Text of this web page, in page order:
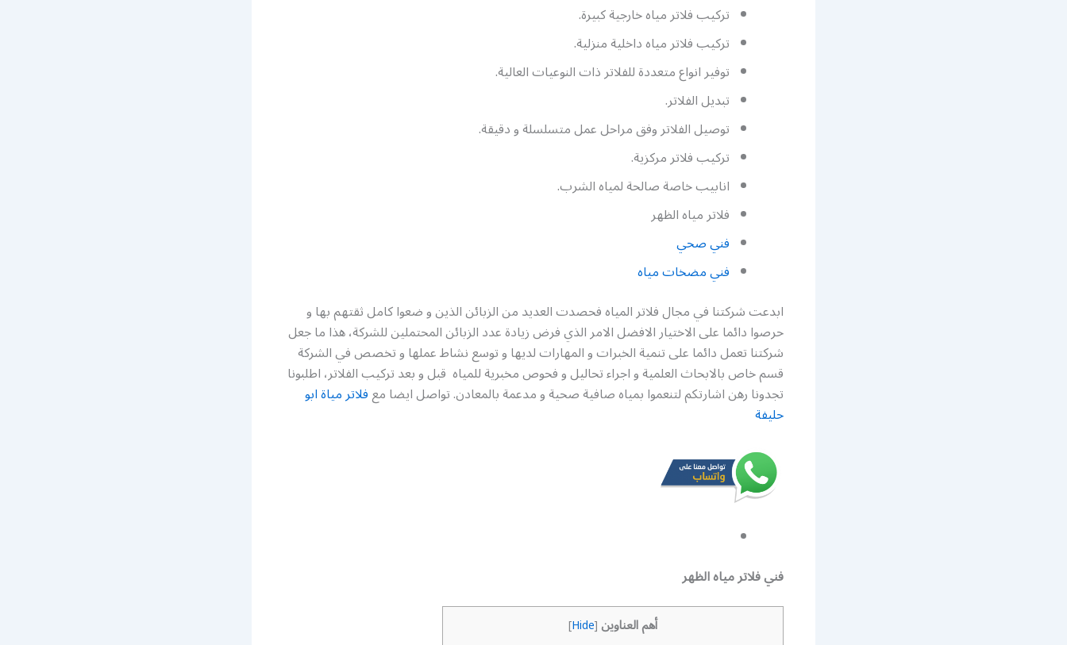
تركيب فلاتر مياه خارجية كبيرة.
تركيب فلاتر مياه داخلية منزلية.
توفير انواع متعددة للفلاتر ذات النوعيات العالية.
تبديل الفلاتر.
توصيل الفلاتر وفق مراحل عمل متسلسلة و دقيقة.
تركيب فلاتر مركزية.
انابيب خاصة صالحة لمياه الشرب.
فلاتر مياه الظهر
فني صحي
فني مضخات مياه
ابدعت شركتنا في مجال فلاتر المياه فحصدت العديد من الزبائن الذين و ضعوا كامل ثقتهم بها و
حرصوا دائما على الاختيار الافضل الامر الذي فرض زيادة عدد الزبائن المحتملين للشركة، هذا ما جعل
شركتنا تعمل دائما على تنمية الخبرات و المهارات لديها و توسع نشاط عملها و تخصص في الشركة
قسم خاص بالابحاث العلمية و اجراء تحاليل و فحوص مخبرية للمياه قبل و بعد تركيب الفلاتر، اطلبونا
تجدونا رهن اشارتكم لتنعموا بمياه صافية صحية و مدعمة بالمعادن. تواصل ايضا معفلاتر مياة ابو
حليفة
فني فلاتر مياه الظهر
أهم العناوين [
Hide
]